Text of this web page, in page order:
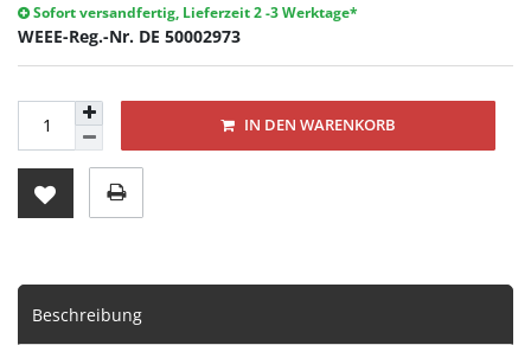
Sofort versandfertig, Lieferzeit 2 -3 Werktage*
WEEE-Reg.-Nr. DE 50002973
IN DEN WARENKORB
Beschreibung